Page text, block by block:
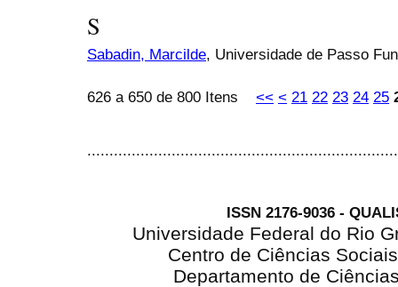
S
Sabadin, Marcilde, Universidade de Passo
626 a 650 de 800 Itens << < 21 22 23 24 25
ISSN 2176-9036 -
Universidade Federal do Rio
Centro de Ciências
Departamento de